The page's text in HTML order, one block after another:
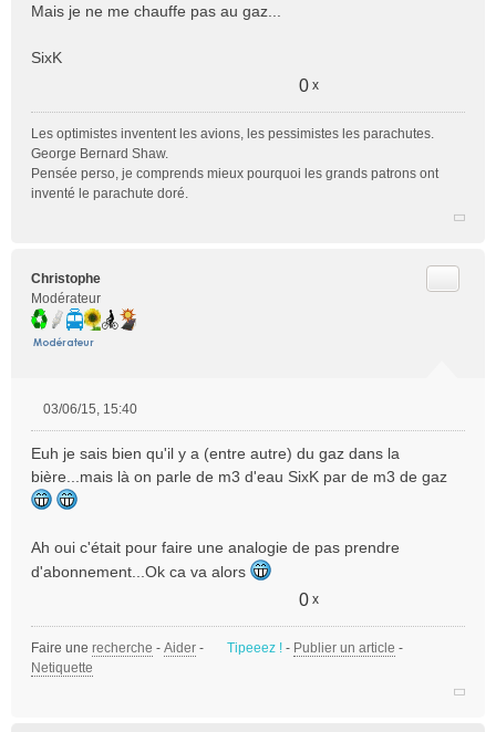
Mais je ne me chauffe pas au gaz...
SixK
0 x
Les optimistes inventent les avions, les pessimistes les parachutes.
George Bernard Shaw.
Pensée perso, je comprends mieux pourquoi les grands patrons ont
inventé le parachute doré.
Christophe
Modérateur
s
s
a
e
l
u
03/06/15, 15:40
Euh je sais bien qu'il y a (entre autre) du gaz dans la
bière...mais là on parle de m3 d'eau SixK par de m3 de gaz
Ah oui c'était pour faire une analogie de pas prendre
d'abonnement...Ok ca va alors
0 x
Faire une recherche - Aider - Tipeeez ! - Publier un article -
Netiquette